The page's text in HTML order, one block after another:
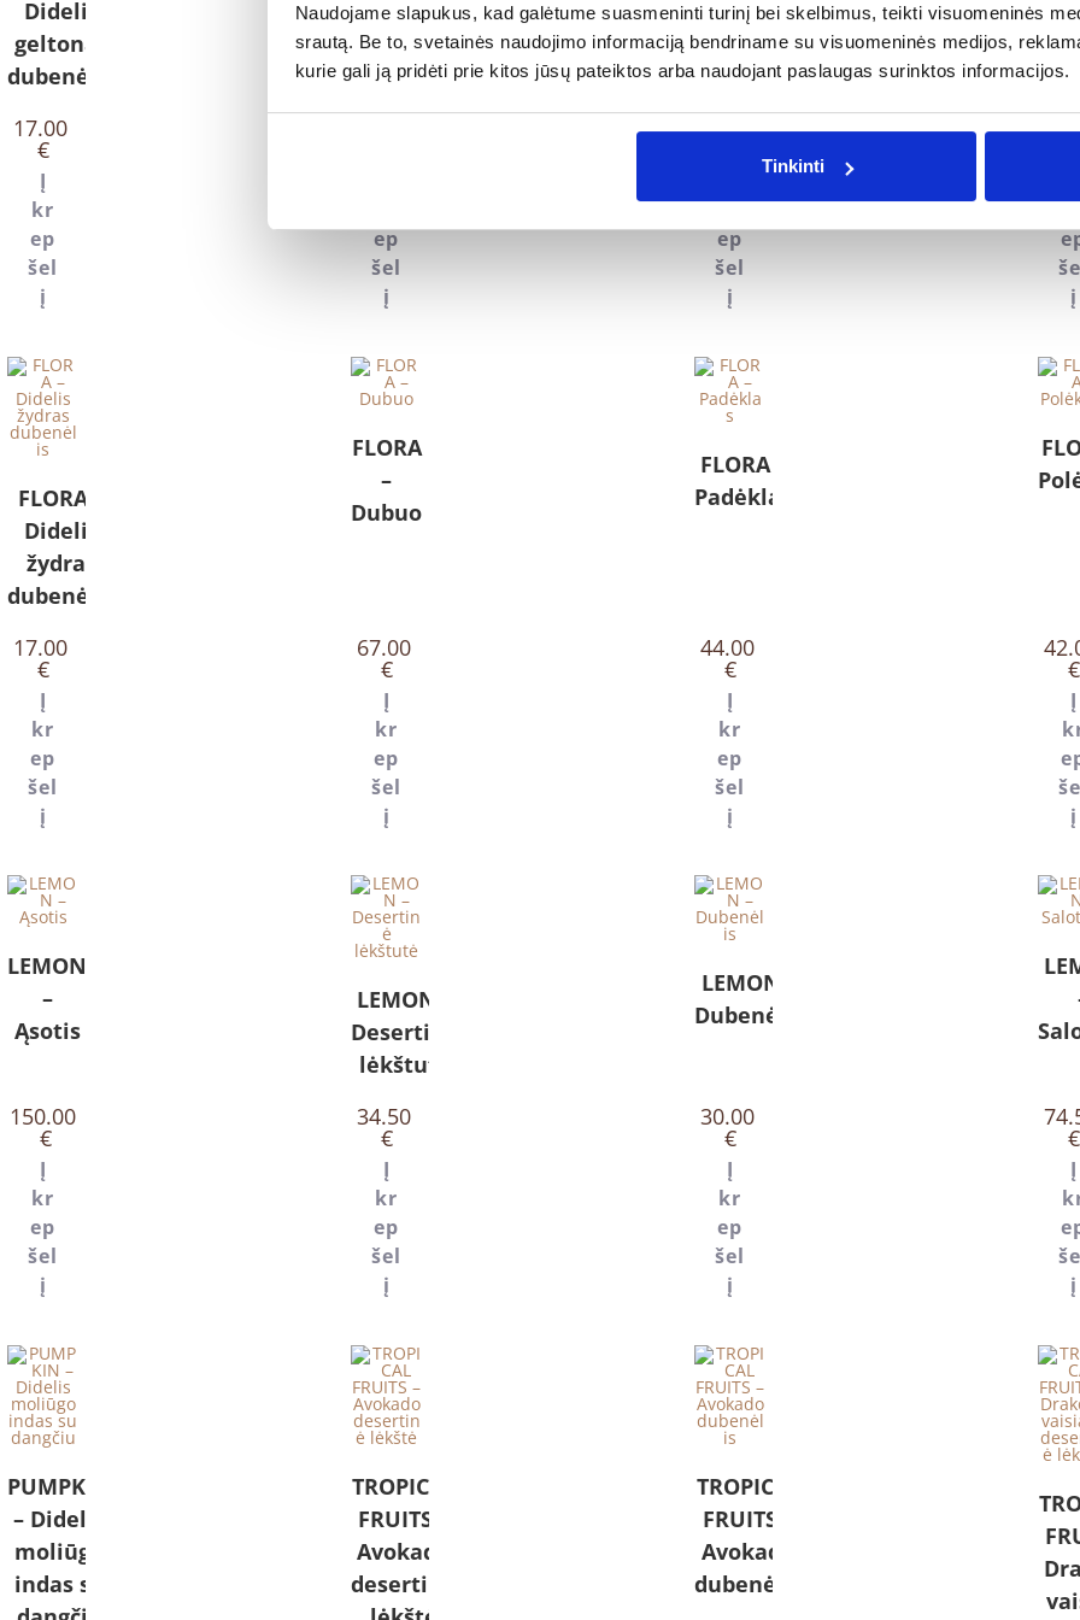
Naudojame slapukus, kad galėtume suasmeninti turinį bei skelbimus, teikti visuomeninės
srautą. Be to, svetainės naudojimo informaciją bendriname su visuomeninės medijos,
kurie gali ją pridėti prie kitos jūsų pateiktos arba naudojant paslaugas surinktos informacijos.
Tinkinti
Didelis
geltonas
dubenėlis
17.00
€
Į
kr
ep
šel
į
Didelis
lašišinis
dubenėlis
ep
šel
į
Didelis
rožinis
dubenėlis
17.00
kr
ep
šel
į
į
FLORA –
Didelis
žydras
dubenėlis
17.00
€
Į
kr
ep
šel
į
FLORA
–
Dubuo
67.00
€
Į
kr
ep
šel
į
FLORA –
Padėklas
44.00
€
Į
kr
ep
šel
į
€
Į
į
LEMON
–
Ąsotis
150.00
€
Į
kr
ep
šel
į
LEMON –
Desertinė
lėkštutė
34.50
€
Į
kr
ep
šel
į
LEMON –
Dubenėlis
30.00
€
Į
kr
ep
šel
į
€
Į
į
PUMPKIN
– Didelis
moliūgo
indas su
TROPICAL
FRUITS –
Avokado
desertinė
TROPICAL
FRUITS –
Avokado
dubenėlis